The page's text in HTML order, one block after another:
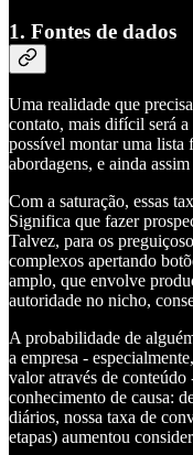
1. Fontes de dados
Uma realidade que
contato, mais difícil será
possível montar uma lista
abordagens, e ainda
Com a saturação, essas
Significa que fazer
Talvez, para os
complexos apertando
amplo, que envolve
autoridade no nicho,
A probabilidade de
a empresa -
valor através de
conhecimento de causa:
diários, nossa taxa de
etapas) aumentou